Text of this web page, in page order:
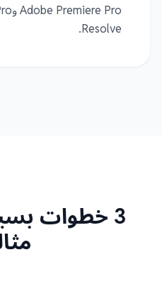
Resolve.
3 خطوات